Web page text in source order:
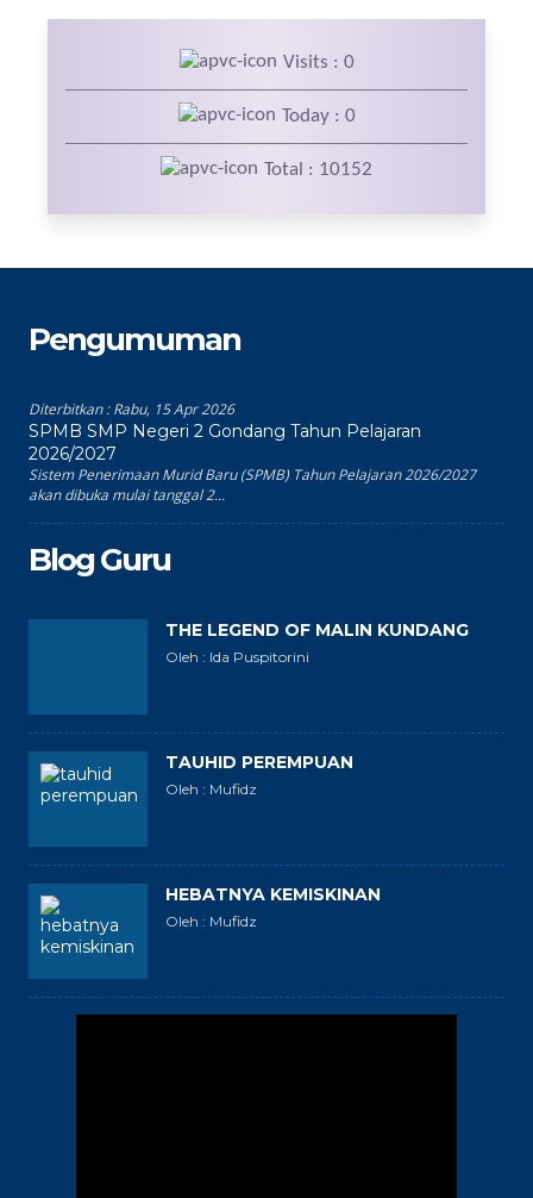
Visits : 0
Today : 0
Total : 10152
Pengumuman
Diterbitkan :Rabu, 15 Apr 2026
SPMB SMP Negeri 2 Gondang Tahun Pelajaran
2026/2027
Sistem Penerimaan Murid Baru (SPMB) Tahun Pelajaran 2026/2027
akan dibuka mulai tanggal 2...
Blog Guru
THE LEGEND OF MALIN KUNDANG
Oleh : Ida Puspitorini
TAUHID PEREMPUAN
Oleh : Mufidz
HEBATNYA KEMISKINAN
Oleh : Mufidz